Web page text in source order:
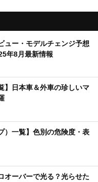
ュー・モデルチェンジ予想
年8月最新情報
】日本車＆外車の珍しいマ
）一覧】色別の危険度・表
オーバーで光る？光らせた